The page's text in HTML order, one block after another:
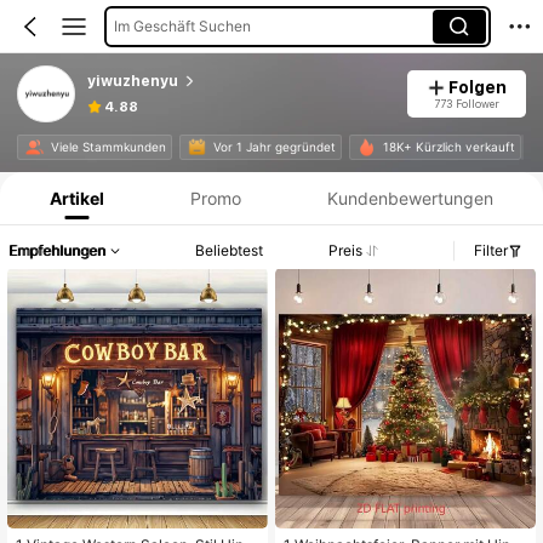
Im Geschäft Suchen
yiwuzhenyu
4.88
Folgen
773 Follower
Viele Stammkunden Vor 1 Jahr gegründet 18K+ Kürzlich verkauft
Produktinformation: Preisangabe, Verkaufs- und Lagerbestandsdetails.
Artikel Promo Kundenbewertungen
Empfehlungen Beliebtest Preis Filter